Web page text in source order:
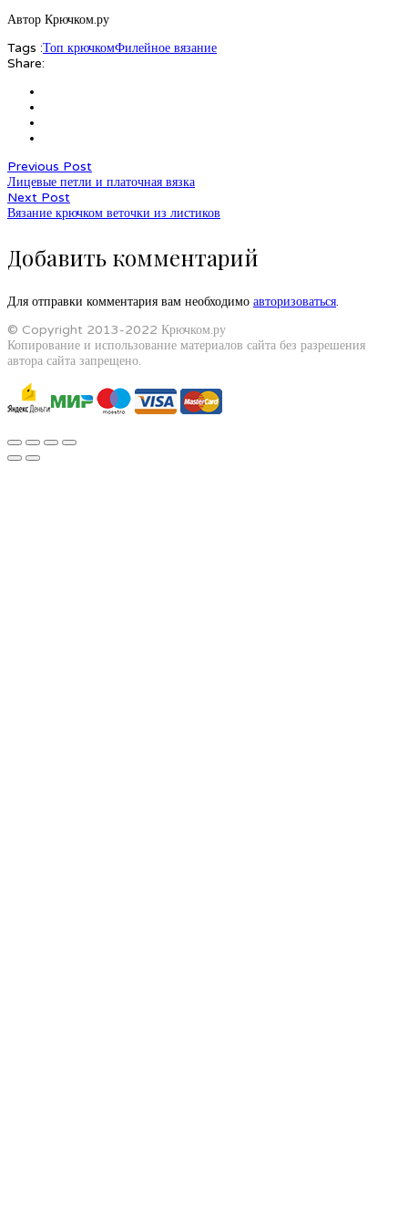
Автор Крючком.ру
Tags :Топ крючкомФилейное вязание
Share:
Previous Post
Лицевые петли и платочная вязка
Next Post
Вязание крючком веточки из листиков
Добавить комментарий
Для отправки комментария вам необходимо авторизоваться.
© Copyright 2013-2022 Крючком.ру
Копирование и использование материалов сайта без разрешения
автора сайта запрещено.